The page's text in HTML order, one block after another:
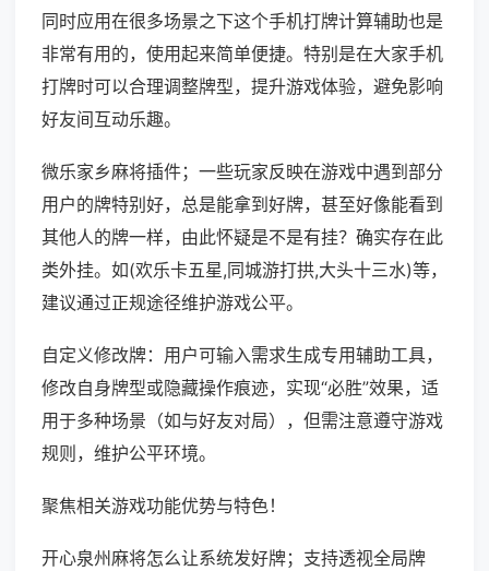
同时应用在很多场景之下这个手机打牌计算辅助也是
非常有用的，使用起来简单便捷。特别是在大家手机
打牌时可以合理调整牌型，提升游戏体验，避免影响
好友间互动乐趣。
微乐家乡麻将插件；一些玩家反映在游戏中遇到部分
用户的牌特别好，总是能拿到好牌，甚至好像能看到
其他人的牌一样，由此怀疑是不是有挂？确实存在此
类外挂。如(欢乐卡五星,同城游打拱,大头十三水)等，
建议通过正规途径维护游戏公平。
自定义修改牌：用户可输入需求生成专用辅助工具，
修改自身牌型或隐藏操作痕迹，实现“必胜”效果，适
用于多种场景（如与好友对局），但需注意遵守游戏
规则，维护公平环境。
聚焦相关游戏功能优势与特色！
开心泉州麻将怎么让系统发好牌；支持透视全局牌